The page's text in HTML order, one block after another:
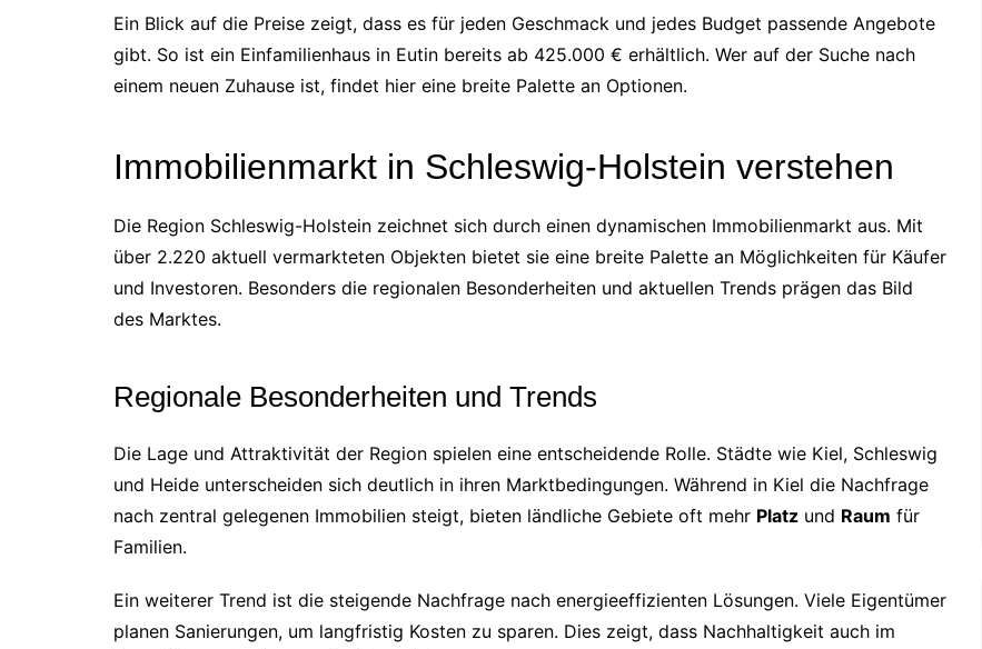
Ein Blick auf die Preise zeigt, dass es für jeden Geschmack und jedes Budget passende Angebote
gibt. So ist ein Einfamilienhaus in Eutin bereits ab 425.000 € erhältlich. Wer auf der Suche nach
einem neuen Zuhause ist, findet hier eine breite Palette an Optionen.
Immobilienmarkt in Schleswig-Holstein verstehen
Die Region Schleswig-Holstein zeichnet sich durch einen dynamischen Immobilienmarkt aus. Mit
über 2.220 aktuell vermarkteten Objekten bietet sie eine breite Palette an Möglichkeiten für Käufer
und Investoren. Besonders die regionalen Besonderheiten und aktuellen Trends prägen das Bild
des Marktes.
Regionale Besonderheiten und Trends
Die Lage und Attraktivität der Region spielen eine entscheidende Rolle. Städte wie Kiel, Schleswig
und Heide unterscheiden sich deutlich in ihren Marktbedingungen. Während in Kiel die Nachfrage
nach zentral gelegenen Immobilien steigt, bieten ländliche Gebiete oft mehr Platz und Raum für
Familien.
Ein weiterer Trend ist die steigende Nachfrage nach energieeffizienten Lösungen. Viele Eigentümer
planen Sanierungen, um langfristig Kosten zu sparen. Dies zeigt, dass Nachhaltigkeit auch im